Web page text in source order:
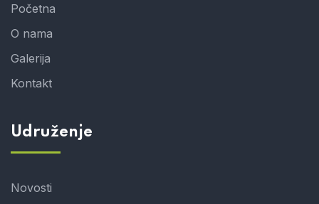
Početna
O nama
Galerija
Kontakt
Udruženje
Novosti